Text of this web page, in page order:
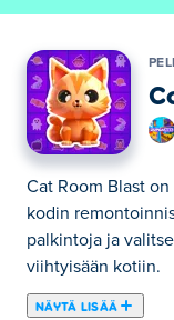
Cat Room Blast
kodin
palkintoja ja
viihtyisään kotiin.
NÄYTÄ LISÄÄ